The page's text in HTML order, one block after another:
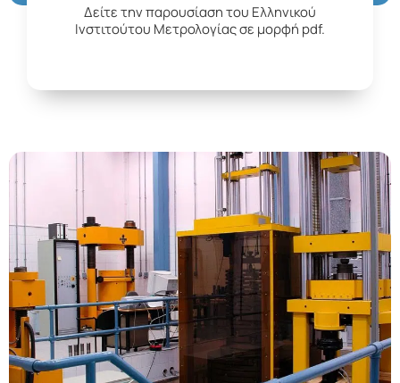
Δείτε την παρουσίαση του Ελληνικού
Ινστιτούτου Μετρολογίας σε μορφή pdf.